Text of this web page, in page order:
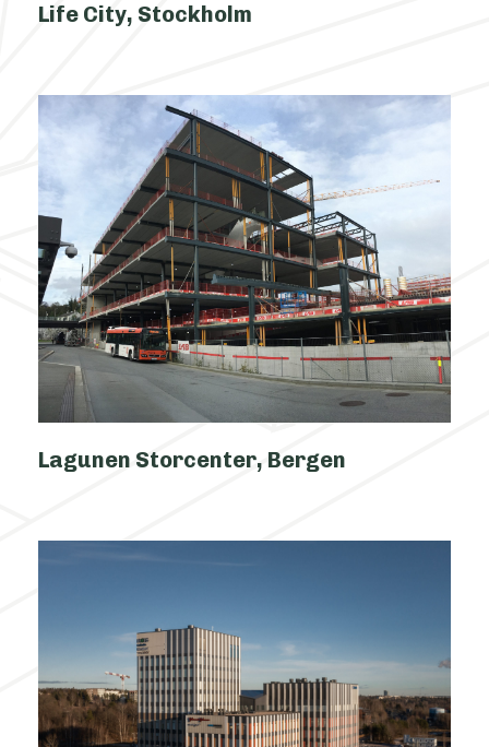
Life City, Stockholm
Lagunen Storcenter, Bergen